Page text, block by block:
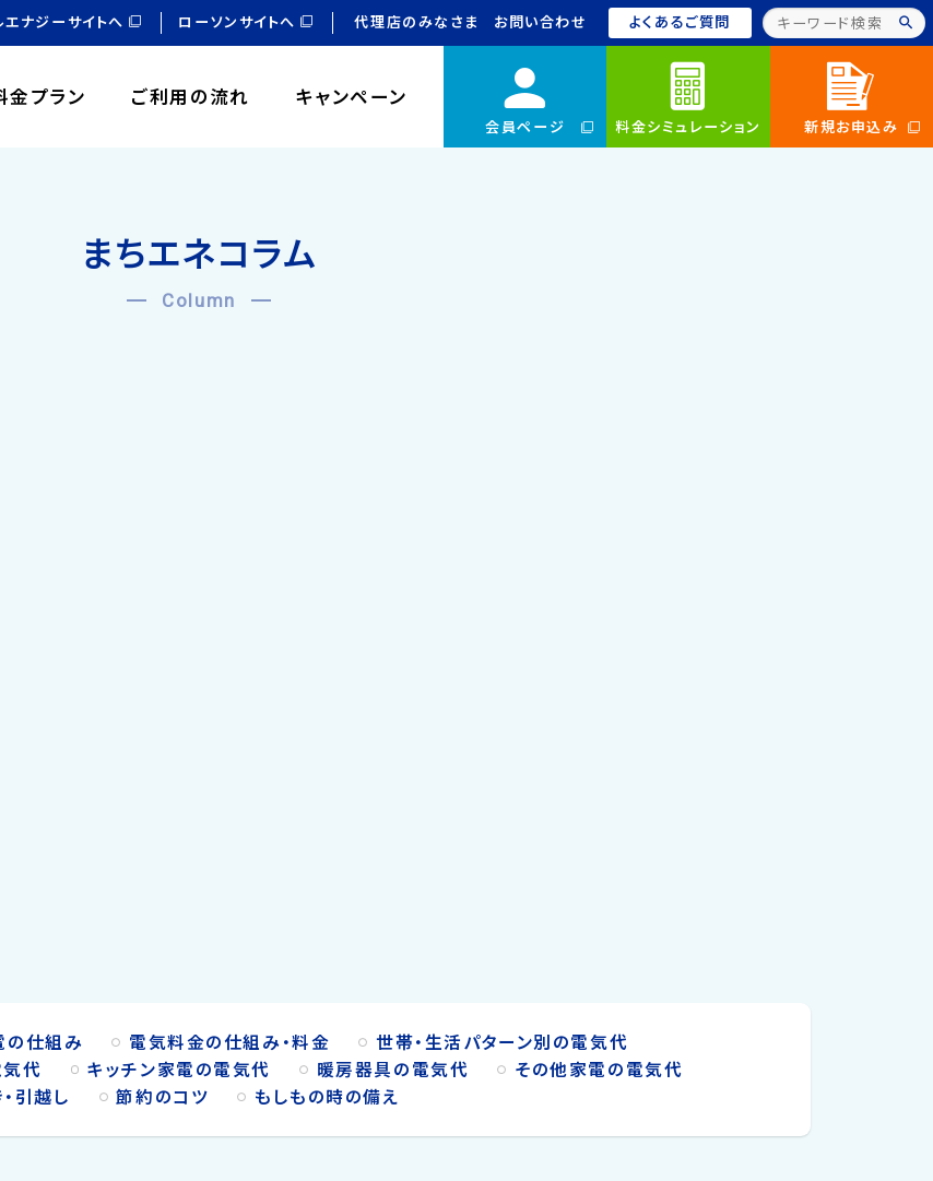
会員ページ 料金シミュレーション 新規お申込み
金プラン ご利用の流れ キャンペーン
エナジーサイトへ ローソンサイトへ 代理店のみなさま お問い合わせ よくあるご質問
まちエネコラム
Column
の仕組み 電気料金の仕組み・料金
世帯・生活パターン別の電気代
代 キッチン家電の電気代 暖房器具の電気代
その他家電の電気代
引越し 節約のコツ もしもの時の備え